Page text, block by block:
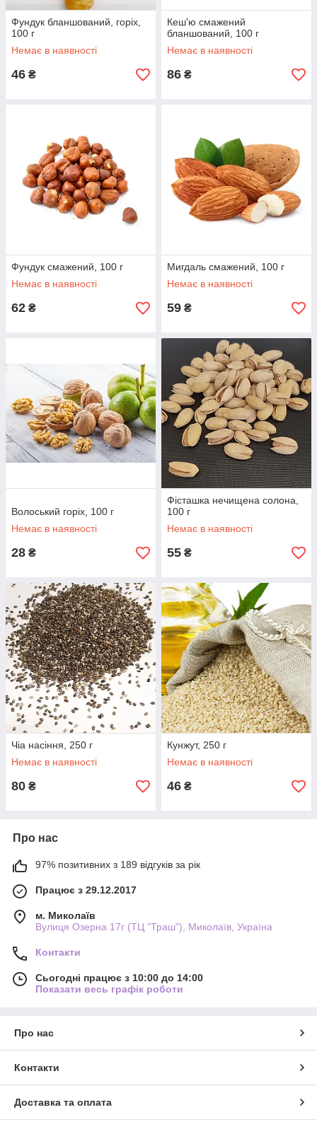
Фундук бланшований, горіх,
100 г
Немає в наявності
46 ₴
Кеш'ю смажений
бланшований, 100 г
Немає в наявності
86 ₴
Фундук смажений, 100 г
Немає в наявності
62 ₴
Мигдаль смажений, 100 г
Немає в наявності
59 ₴
Волоський горіх, 100 г
Немає в наявності
28 ₴
Фісташка нечищена солона,
100 г
Немає в наявності
55 ₴
Чіа насіння, 250 г
Немає в наявності
80 ₴
Кунжут, 250 г
Немає в наявності
46 ₴
Про нас
97% позитивних з 189 відгуків за рік
Працює з 29.12.2017
м. Миколаїв
Вулиця Озерна 17г (ТЦ "Траш"), Миколаїв, Україна
Контакти
Сьогодні працює з 10:00 до 14:00
Показати весь графік роботи
Про нас
Контакти
Доставка та оплата